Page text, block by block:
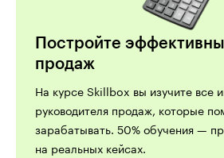
Постройте
продаж
На курсе Skillbox вы изучите все
руководителя продаж, которые
зарабатывать. 50% обучения —
на реальных кейсах.